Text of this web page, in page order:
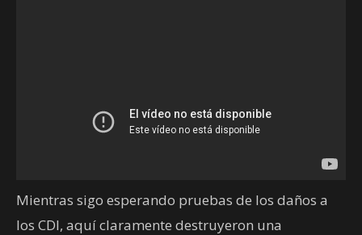
Mientras sigo esperando pruebas de los daños a
los CDI, aquí claramente destruyeron una